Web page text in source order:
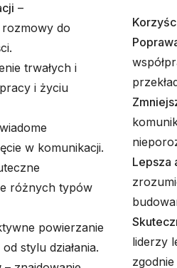
–
do
trwałych i
i życiu
w komunikacji.
różnych typów
powierzanie
stylu działania.
Lepsza
liderzy